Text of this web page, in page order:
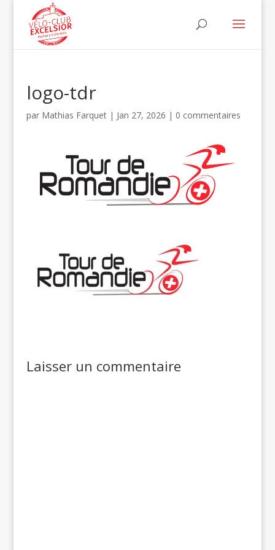
logo-tdr
par Mathias Farquet| Jan 27, 2026 | 0 commentaires
Laisser un commentaire